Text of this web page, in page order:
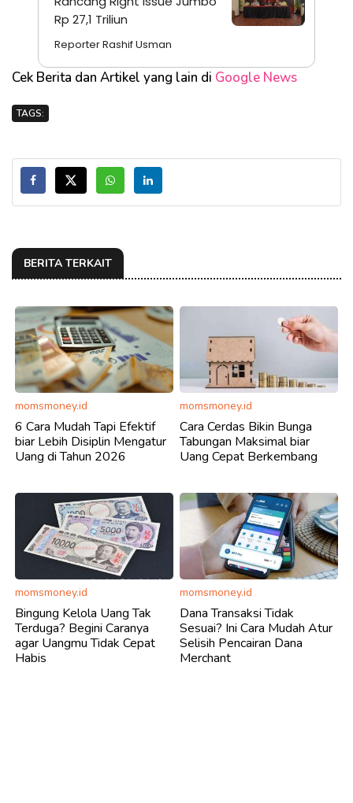
Rp 27,1 Triliun
Reporter Rashif Usman
Cek Berita dan Artikel yang lain di Google News
TAGS:
BERITA TERKAIT
momsmoney.id
6 Cara Mudah Tapi Efektif
biar Lebih Disiplin Mengatur
Uang di Tahun 2026
momsmoney.id
Cara Cerdas Bikin Bunga
Tabungan Maksimal biar
Uang Cepat Berkembang
momsmoney.id
Bingung Kelola Uang Tak
Terduga? Begini Caranya
agar Uangmu Tidak Cepat
Habis
momsmoney.id
Dana Transaksi Tidak
Sesuai? Ini Cara Mudah Atur
Selisih Pencairan Dana
Merchant